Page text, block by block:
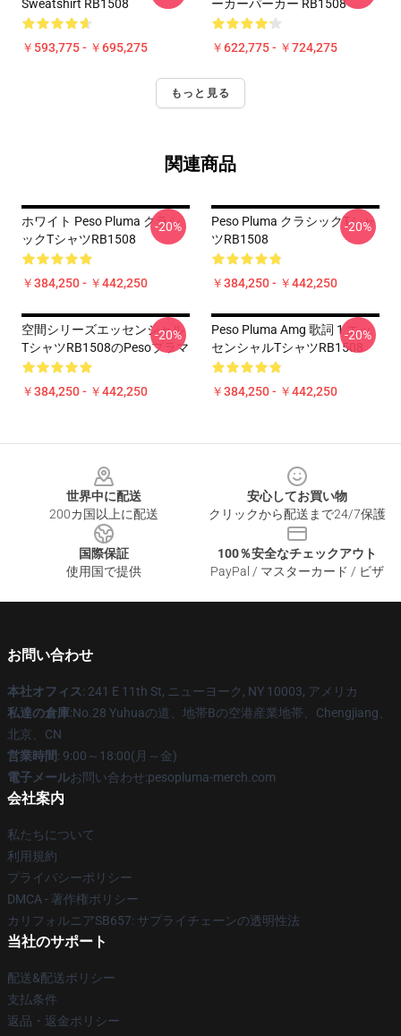
Sweatshirt RB1508
￥593,775 - ￥695,275
ーカーパーカー RB1508
￥622,775 - ￥724,275
もっと見る
関連商品
ホワイト Peso Pluma クラシ
ックTシャツRB1508
￥384,250 - ￥442,250
-20%
Peso Pluma クラシックTシャ
ツRB1508
￥384,250 - ￥442,250
-20%
空間シリーズエッセンシャル
TシャツRB1508のPesoプラマ
￥384,250 - ￥442,250
-20%
Peso Pluma Amg 歌詞 1 エッ
センシャルTシャツRB1508
￥384,250 - ￥442,250
-20%
世界中に配送
200カ国以上に配送
安心してお買い物
クリックから配送まで24/7保護
国際保証
使用国で提供
100％安全なチェックアウト
PayPal / マスターカード / ビザ
お問い合わせ
本社オフィス: 241 E 11th St, ニューヨーク, NY 10003, アメリカ
私達の倉庫:No.28 Yuhuaの道、地帯Bの空港産業地帯、Chengjiang、
北京、CN
営業時間: 9:00～18:00(月～金)
電子メールお問い合わせ:pesopluma-merch.com
会社案内
私たちについて
利用規約
プライバシーポリシー
DMCA - 著作権ポリシー
カリフォルニアSB657: サプライチェーンの透明性法
当社のサポート
配送&配送ポリシー
支払条件
返品・返金ポリシー